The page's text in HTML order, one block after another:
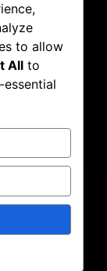
to allow
All to